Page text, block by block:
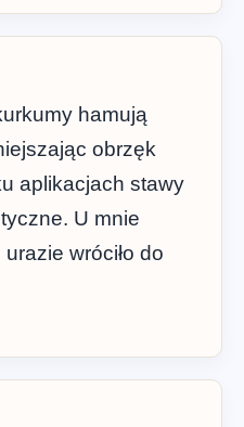
hamują
obrzęk
aplikacjach stawy
U mnie
wróciło do